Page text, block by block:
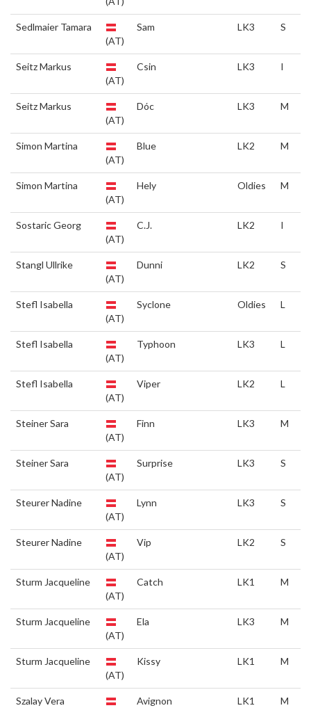
Sedlmaier Tamara
(AT)
Sam LK3 S
Seitz Markus
(AT)
Csin LK3 I
Seitz Markus
(AT)
Dóc LK3 M
Simon Martina
(AT)
Blue LK2 M
Simon Martina
(AT)
Hely Oldies M
Sostaric Georg
(AT)
C.J. LK2 I
Stangl Ullrike
(AT)
Dunni LK2 S
Stefl Isabella
(AT)
Syclone Oldies L
Stefl Isabella
(AT)
Typhoon LK3 L
Stefl Isabella
(AT)
Viper LK2 L
Steiner Sara
(AT)
Finn LK3 M
Steiner Sara
(AT)
Surprise LK3 S
Steurer Nadine
(AT)
Lynn LK3 S
Steurer Nadine
(AT)
Vip LK2 S
Sturm Jacqueline
(AT)
Catch LK1 M
Sturm Jacqueline
(AT)
Ela LK3 M
Sturm Jacqueline
(AT)
Kissy LK1 M
Szalay Vera
Avignon LK1 M